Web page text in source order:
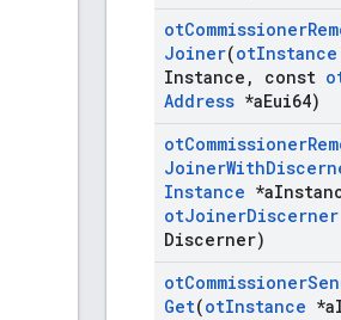
otCommissioner
Joiner(otInstance
Instance , const
Address *aEui64)
otCommissioner
JoinerWith
Instance *a
otJoinerDiscerner
Discerner)
otCommissioner
Get(otInstance *a